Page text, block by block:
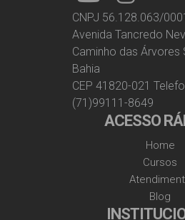
CNPJ 56.128.063/
Avenida Tancredo
Caminho das Árvores
Bahia
CEP 41820-021
(71)99111-8649
ACESSO
Home
Cursos
Blog